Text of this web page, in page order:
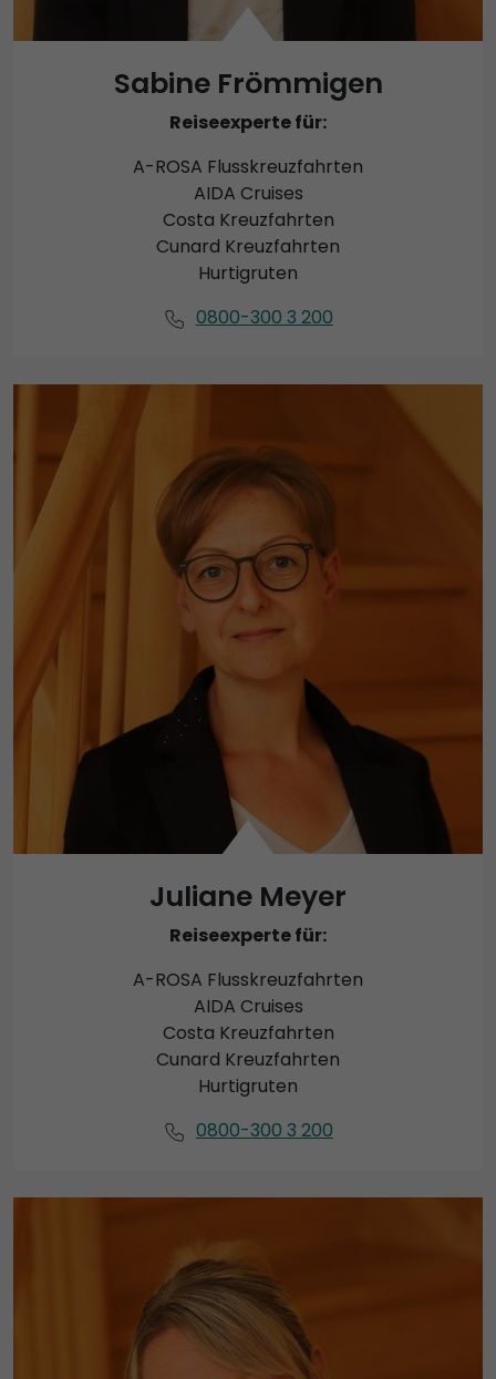
Sabine Frömmigen
Reiseexperte für:
A-ROSA Flusskreuzfahrten
AIDA Cruises
Costa Kreuzfahrten
Cunard Kreuzfahrten
Hurtigruten
0800-300 3 200
Juliane Meyer
Reiseexperte für:
A-ROSA Flusskreuzfahrten
AIDA Cruises
Costa Kreuzfahrten
Cunard Kreuzfahrten
Hurtigruten
0800-300 3 200